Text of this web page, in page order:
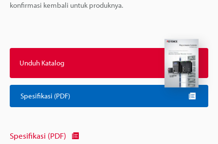
konfirmasi kembali untuk produknya.
Unduh Katalog
Spesifikasi (PDF)
Spesifikasi (PDF)